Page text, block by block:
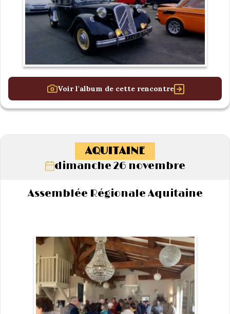
Voir l'album de cette rencontre
AQUITAINE
dimanche 26 novembre
Assemblée Régionale Aquitaine